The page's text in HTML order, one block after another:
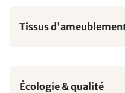
Tissus
Écologie & qualité